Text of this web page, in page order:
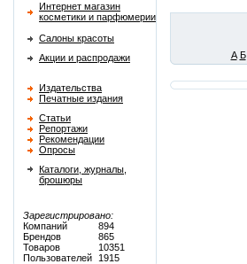
Интернет магазин
косметики и парфюмерии
Салоны красоты
Акции и распродажи
Издательства
Печатные издания
Статьи
Репортажи
Рекомендации
Опросы
Каталоги, журналы,
брошюры
Зарегистрировано:
Компаний
894
Брендов
865
Товаров
10351
Пользователей
1915
А Б